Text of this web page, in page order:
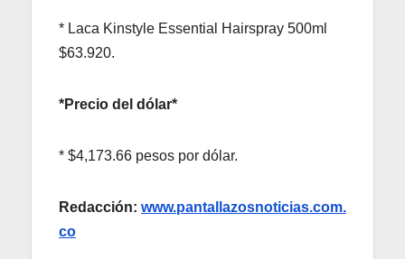
* Laca Kinstyle Essential Hairspray 500ml
$63.920.
*Precio del dólar*
* $4,173.66 pesos por dólar.
Redacción: www.pantallazosnoticias.com.
co